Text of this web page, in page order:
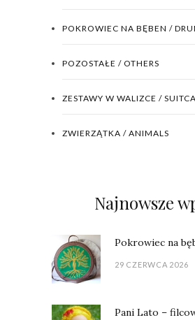
POKROWIEC NA BĘBEN /
POZOSTAŁE / OTHERS
ZESTAWY W WALIZCE /
ZWIERZĄTKA / ANIMALS
Najnowsze
Pokrowiec na
29 CZERWCA 2026
Pani Lato –